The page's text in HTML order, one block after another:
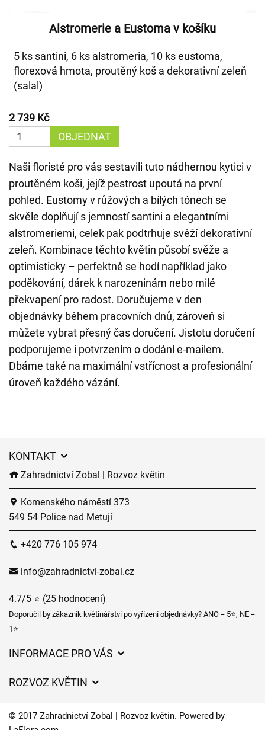
Alstromerie a Eustoma v košíku
5 ks santini, 6 ks alstromeria, 10 ks eustoma,
florexová hmota, proutěný koš a dekorativní zeleň
(salal)
2 739 Kč
OBJEDNAT
Naši floristé pro vás sestavili tuto nádhernou kytici v
proutěném koši, jejíž pestrost upoutá na první
pohled. Eustomy v růžových a bílých tónech se
skvěle doplňují s jemností santini a elegantními
alstromeriemi, celek pak podtrhuje svěží dekorativní
zeleň. Kombinace těchto květin působí svěže a
optimisticky – perfektně se hodí například jako
poděkování, dárek k narozeninám nebo milé
překvapení pro radost. Doručujeme v den
objednávky během pracovních dnů, zároveň si
můžete vybrat přesný čas doručení. Jistotu doručení
podporujeme i potvrzením o dodání e-mailem.
Dbáme také na maximální vstřícnost a profesionální
úroveň každého vázání.
KONTAKT
Zahradnictví Zobal | Rozvoz květin
Komenského náměstí 373
549 54 Police nad Metují
+420 776 105 974
info@zahradnictvi-zobal.cz
4.7/5 ⭐ (25 hodnocení)
Doporučil by zákazník květinářství po vyřízení objednávky? ANO = 5⭐, NE =
1⭐
INFORMACE PRO VÁS
Často kladené dotazy
ROZVOZ KVĚTIN
Zahradnické služby
© 2017 Zahradnictví Zobal | Rozvoz květin. Powered by